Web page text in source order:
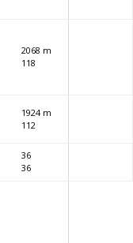
2068 m
118
1924 m
112
36
36